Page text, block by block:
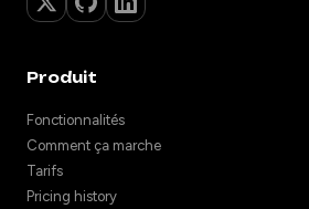
Produit
Fonctionnalités
Comment ça marche
Tarifs
Pricing history